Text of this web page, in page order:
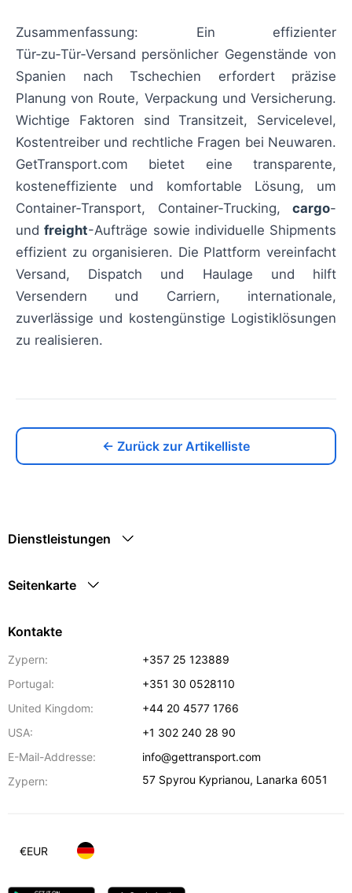
Zusammenfassung: Ein effizienter
Tür‑zu‑Tür‑Versand persönlicher Gegenstände von
Spanien nach Tschechien erfordert präzise
Planung von Route, Verpackung und Versicherung.
Wichtige Faktoren sind Transitzeit, Servicelevel,
Kostentreiber und rechtliche Fragen bei Neuwaren.
GetTransport.com bietet eine transparente,
kosteneffiziente und komfortable Lösung, um
Container‑Transport, Container‑Trucking, cargo-
undfreight-Aufträge sowie individuelle Shipments
effizient zu organisieren. Die Plattform vereinfacht
Versand, Dispatch und Haulage und hilft
Versendern und Carriern, internationale,
zuverlässige und kostengünstige Logistiklösungen
zu realisieren.
← Zurück zur Artikelliste
Dienstleistungen
Seitenkarte
Kontakte
Zypern:
+357 25 123889
Portugal:
+351 30 0528110
United Kingdom:
+44 20 4577 1766
USA:
+1 302 240 28 90
E-Mail-Addresse:
info@gettransport.com
Zypern:
57 Spyrou Kyprianou, Lanarka 6051
€EUR